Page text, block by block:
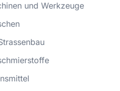
und Werkzeuge